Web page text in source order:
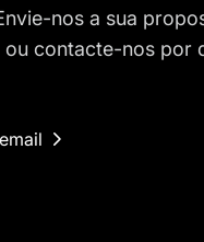
nos a sua
ou contacte-nos por